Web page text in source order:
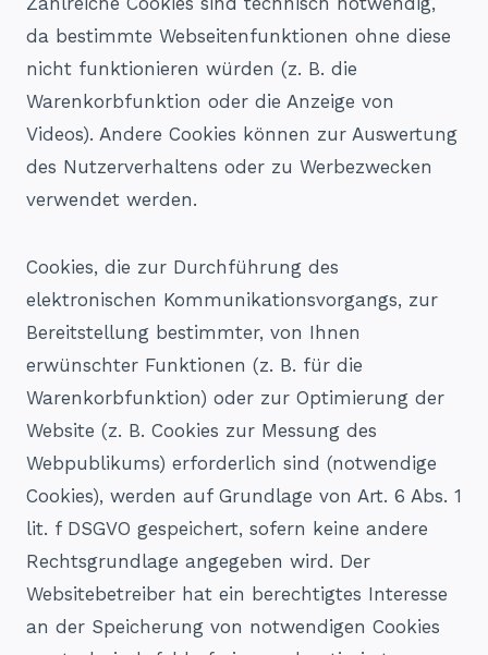
da bestimmte Webseitenfunktionen ohne diese
nicht funktionieren würden (z. B. die
Warenkorbfunktion oder die Anzeige von
Videos). Andere Cookies können zur Auswertung
des Nutzerverhaltens oder zu Werbezwecken
verwendet werden.
Cookies, die zur Durchführung des
elektronischen Kommunikationsvorgangs, zur
Bereitstellung bestimmter, von Ihnen
erwünschter Funktionen (z. B. für die
Warenkorbfunktion) oder zur Optimierung der
Website (z. B. Cookies zur Messung des
Webpublikums) erforderlich sind (notwendige
Cookies), werden auf Grundlage von Art. 6 Abs. 1
lit. f DSGVO gespeichert, sofern keine andere
Rechtsgrundlage angegeben wird. Der
Websitebetreiber hat ein berechtigtes Interesse
an der Speicherung von notwendigen Cookies